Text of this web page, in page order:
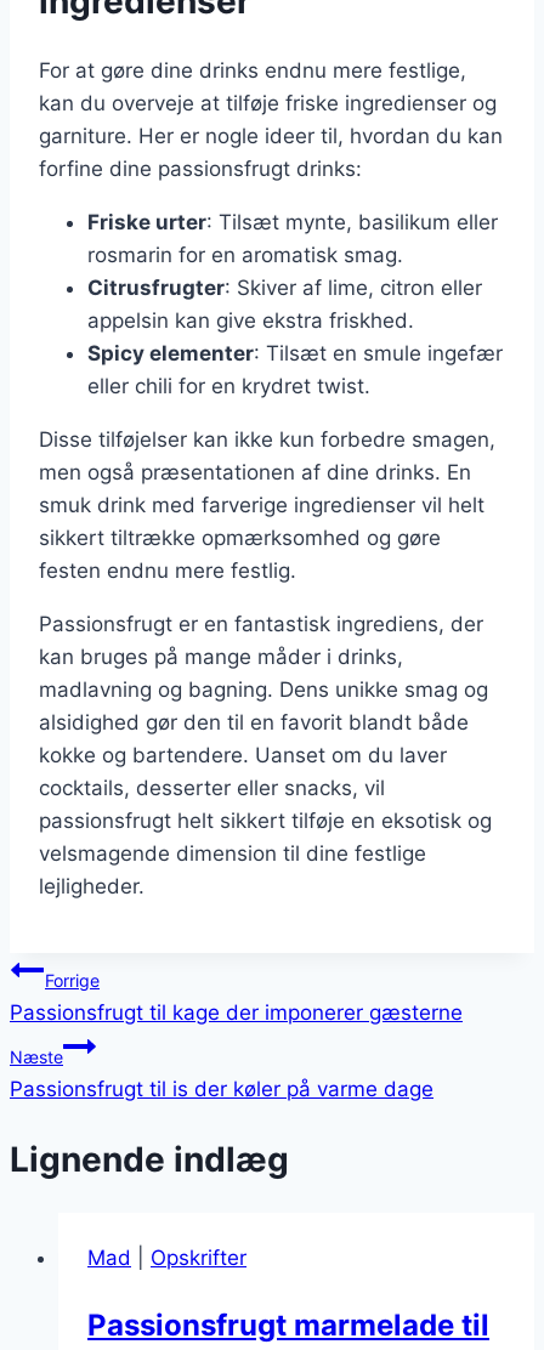
For at gøre dine drinks endnu mere festlige,
kan du overveje at tilføje friske ingredienser og
garniture. Her er nogle ideer til, hvordan du kan
forfine dine passionsfrugt drinks:
Friske urter: Tilsæt mynte, basilikum eller
rosmarin for en aromatisk smag.
Citrusfrugter: Skiver af lime, citron eller
appelsin kan give ekstra friskhed.
Spicy elementer: Tilsæt en smule ingefær
eller chili for en krydret twist.
Disse tilføjelser kan ikke kun forbedre smagen,
men også præsentationen af dine drinks. En
smuk drink med farverige ingredienser vil helt
sikkert tiltrække opmærksomhed og gøre
festen endnu mere festlig.
Passionsfrugt er en fantastisk ingrediens, der
kan bruges på mange måder i drinks,
madlavning og bagning. Dens unikke smag og
alsidighed gør den til en favorit blandt både
kokke og bartendere. Uanset om du laver
cocktails, desserter eller snacks, vil
passionsfrugt helt sikkert tilføje en eksotisk og
velsmagende dimension til dine festlige
lejligheder.
Indlægsnavigation
Forrige
Passionsfrugt til kage der imponerer gæsterne
Næste
Passionsfrugt til is der køler på varme dage
Lignende indlæg
Mad Opskrifter
Passionsfrugt marmelade til